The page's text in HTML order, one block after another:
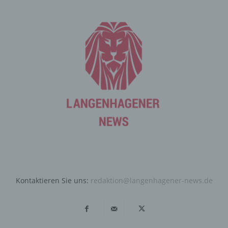
Kontaktieren Sie uns: redaktion@langenhagener-news.de
Internetbrowsers verhindern und damit der Setzung von
Cookies dauerhaft widersprechen. Ferner können
bereits gesetzte Cookies jederzeit über einen
Internetbrowser oder andere Softwareprogramme
gelöscht werden. Dies ist in allen gängigen
Internetbrowsern möglich. Deaktiviert die betroffene
Internetbrowser, sind unter Umständen nicht alle
Funktionen unserer Internetseite vollumfänglich nutzbar.
Internetseite durch eine betroffene Person oder ein
Daten und Informationen. Diese allgemeinen Daten und